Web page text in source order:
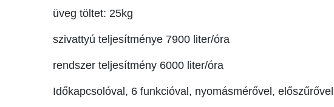
üveg töltet: 25kg
szivattyú teljesítménye 7900 liter/óra
rendszer teljesítmény 6000 liter/óra
Időkapcsolóval, 6 funkcióval, nyomásmérővel, előszűrővel